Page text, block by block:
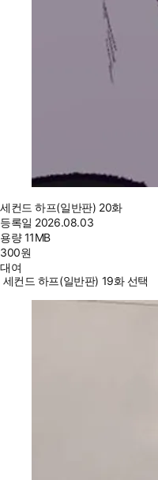
세컨드 하프(일반판) 20화
등록일 2026.08.03
용량11MB
300원
대여
세컨드 하프(일반판) 19화 선택